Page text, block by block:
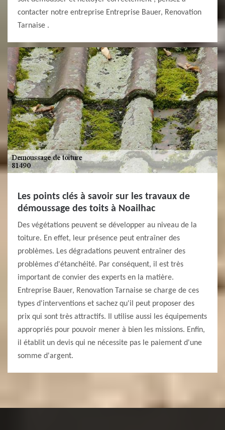
contacter notre entreprise Entreprise Bauer, Renovation
Tarnaise .
Les points clés à savoir sur les travaux de
démoussage des toits à Noailhac
Des végétations peuvent se développer au niveau de la
toiture. En effet, leur présence peut entraîner des
problèmes. Les dégradations peuvent entraîner des
problèmes d'étanchéité. Par conséquent, il est très
important de convier des experts en la matière.
Entreprise Bauer, Renovation Tarnaise se charge de ces
types d'interventions et sachez qu'il peut proposer des
prix qui sont très attractifs. Il utilise aussi les équipements
appropriés pour pouvoir mener à bien les missions. Enfin,
il établit un devis qui ne nécessite pas le paiement d'une
somme d'argent.